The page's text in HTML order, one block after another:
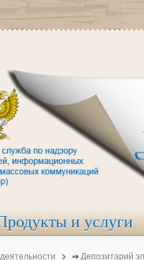
и услуги
⇒ Депозитарий